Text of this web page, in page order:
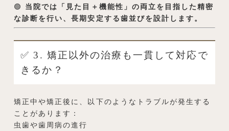
🟢 当院では「見た目＋機能性」の両立を目指した精密
な診断を行い、長期安定する歯並びを設計します。
✅ 3. 矯正以外の治療も一貫して対応で
きるか？
矯正中や矯正後に、以下のようなトラブルが発生する
ことがあります：
虫歯や歯周病の進行